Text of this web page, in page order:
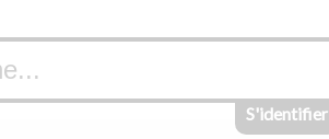
S'identifier